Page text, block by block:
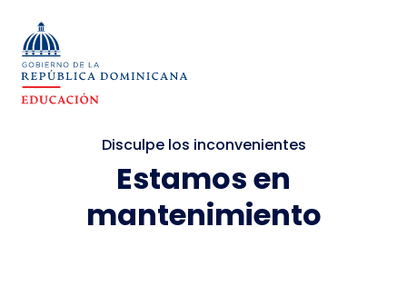
Disculpe los inconvenientes
Estamos en
mantenimiento